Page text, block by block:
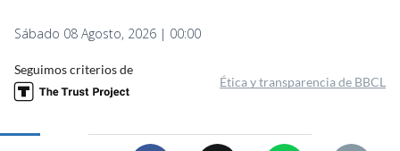
Sábado 08 Agosto, 2026 | 00:00
Seguimos criterios de
Ética y transparencia de BBCL